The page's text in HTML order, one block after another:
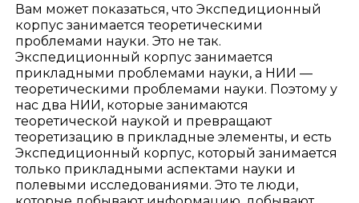
Вам может показаться, что Экспедиционный
корпус занимается теоретическими
проблемами науки. Это не так.
Экспедиционный корпус занимается
прикладными проблемами науки, а НИИ —
теоретическими проблемами науки. Поэтому у
нас два НИИ, которые занимаются
теоретической наукой и превращают
теоретизацию в прикладные элементы, и есть
Экспедиционный корпус, который занимается
только прикладными аспектами науки и
полевыми исследованиями. Это те люди,